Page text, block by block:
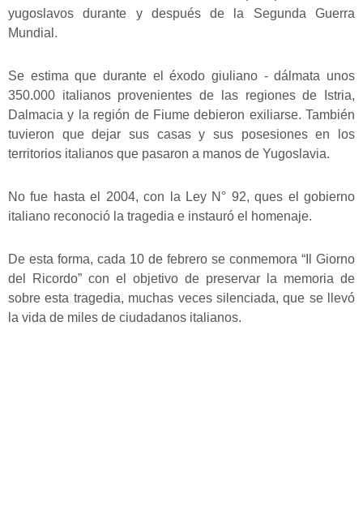
yugoslavos durante y después de la Segunda Guerra
Mundial.
Se estima que durante el éxodo giuliano - dálmata unos
350.000 italianos provenientes de las regiones de Istria,
Dalmacia y la región de Fiume debieron exiliarse. También
tuvieron que dejar sus casas y sus posesiones en los
territorios italianos que pasaron a manos de Yugoslavia.
No fue hasta el 2004, con la Ley N° 92, ques el gobierno
italiano reconoció la tragedia e instauró el homenaje.
De esta forma, cada 10 de febrero se conmemora “Il Giorno
del Ricordo” con el objetivo de preservar la memoria de
sobre esta tragedia, muchas veces silenciada, que se llevó
la vida de miles de ciudadanos italianos.